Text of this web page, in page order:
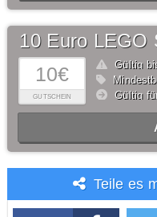
10€
GUTSCHEIN
10 Euro LEGO
Gültig
Gültig
Teile es